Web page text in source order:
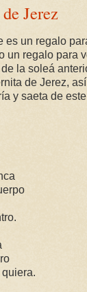
Jerez
es un regalo
un regalo para
la soleá
de Jerez,
y saeta de